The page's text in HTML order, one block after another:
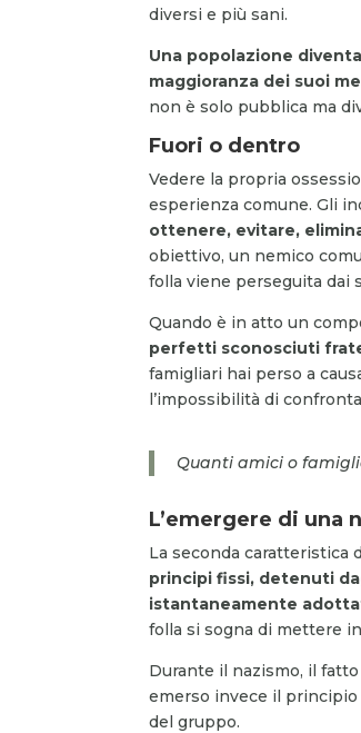
diversi e più sani.
Una popolazione
maggioranza dei suoi
non è solo pubblica ma
Fuori o dentro
Vedere la propria
esperienza comune. Gli
ottenere, evitare,
obiettivo, un nemico
folla viene perseguita dai
Quando è in atto un
perfetti sconosciuti
famigliari hai perso a
l’impossibilità di
Quanti amici o
L’emergere di una
La seconda caratteristica
principi fissi, detenuti
istantaneamente
folla si sogna di mettere
Durante il nazismo, il
emerso invece il principio
del gruppo.